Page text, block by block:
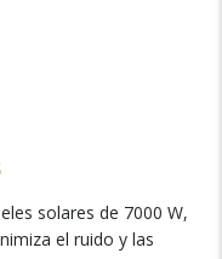
solares de 7000 W,
el ruido y las